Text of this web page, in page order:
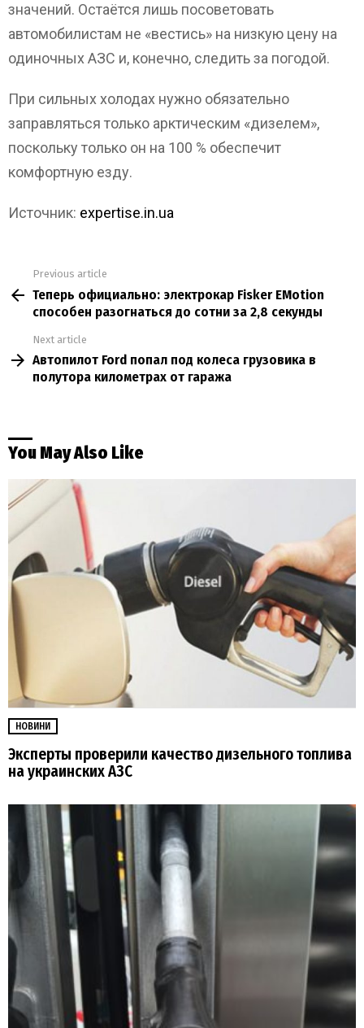
значений. Остаётся лишь посоветовать
автомобилистам не «вестись» на низкую цену на
одиночных АЗС и, конечно, следить за погодой.
При сильных холодах нужно обязательно
заправляться только арктическим «дизелем»,
поскольку только он на 100 % обеспечит
комфортную езду.
Источник: expertise.in.ua
more
Previous article
Теперь официально: электрокар Fisker EMotion
способен разогнаться до сотни за 2,8 секунды
Next article
Автопилот Ford попал под колеса грузовика в
полутора километрах от гаража
You May Also Like
НОВИНИ
Эксперты проверили качество дизельного топлива
на украинских АЗС